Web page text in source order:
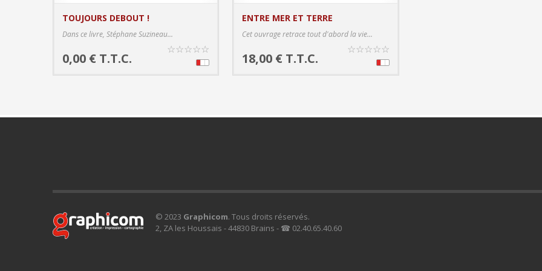
TOUJOURS DEBOUT !
Dans ce livre, Stéphane Suzineau...
0,00 € T.T.C.
☆☆☆☆☆
ENTRE MER ET TERRE
Cet ouvrage retrace tout d'abord la vie...
18,00 € T.T.C.
☆☆☆☆☆
© 2023 Graphicom. Tous droits réservés.
2, ZA les Houssais - 44830 Brains - ☎ 02.40.65.40.60